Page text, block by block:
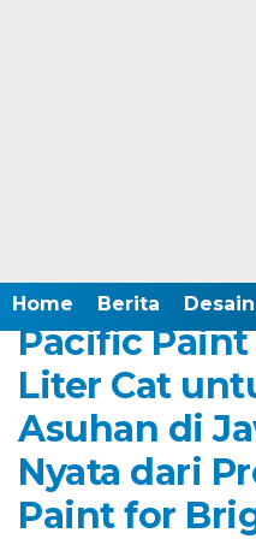
Home Berita
Sabtu, 22 Maret 2025 - 08:00 WIB
Pacific Paint
Liter Cat
Asuhan di
Nyata dari
Paint for